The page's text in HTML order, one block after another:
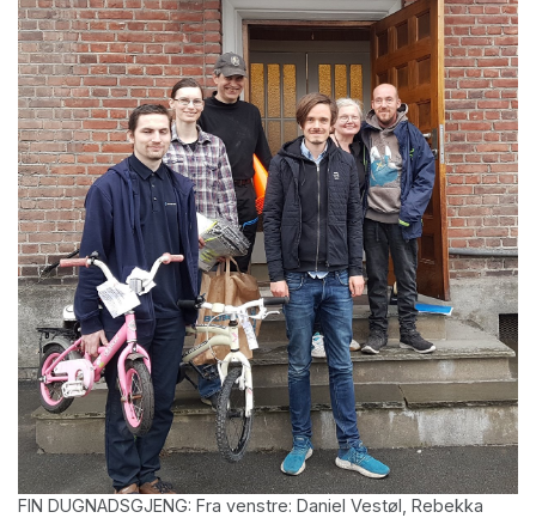
FIN DUGNADSGJENG: Fra venstre: Daniel Vestøl, Rebekka